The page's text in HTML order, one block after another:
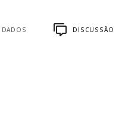
DADOS DISCUSSÃO